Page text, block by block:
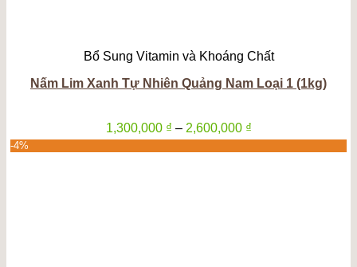
Bổ Sung Vitamin và Khoáng Chất
Nấm Lim Xanh Tự Nhiên Quảng Nam Loại 1 (1kg)
1,300,000 ₫ – 2,600,000 ₫Khoảng
giá:
từ
-4%